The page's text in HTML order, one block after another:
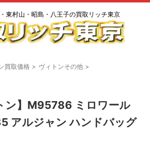
東村山・昭島・八王子の買取リッチ東京
買取価格 > ヴィトンその他 >
ン】M95786 ミロワール
アルジャン ハンドバッグ